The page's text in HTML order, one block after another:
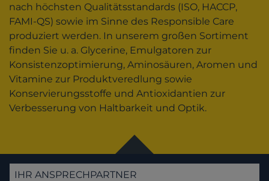
nach höchsten Qualitätsstandards (ISO, HACCP,
FAMI-QS) sowie im Sinne des Responsible Care
produziert werden. In unserem großen Sortiment
finden Sie u. a. Glycerine, Emulgatoren zur
Konsistenzoptimierung, Aminosäuren, Aromen und
Vitamine zur Produktveredlung sowie
Konservierungsstoffe und Antioxidantien zur
Verbesserung von Haltbarkeit und Optik.
IHR ANSPRECHPARTNER